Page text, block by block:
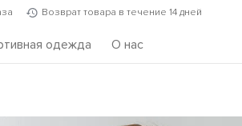
Возврат товара в течение 14 дней
одежда О нас